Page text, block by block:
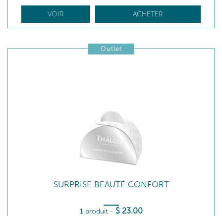
VOIR ACHETER
Outlet
SURPRISE BEAUTÉ CONFORT
1 produit - $ 23.00